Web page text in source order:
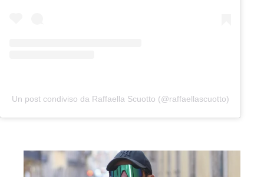
Un post condiviso da Raffaella Scuotto (@raffaellascuotto)